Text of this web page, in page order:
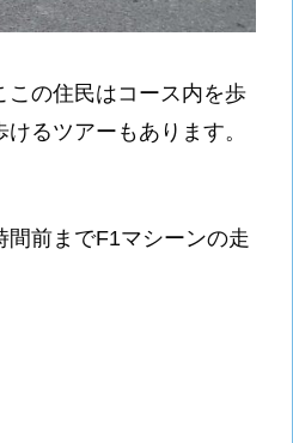
この住民はコース内を歩
るツアーもあります。
間前までF1マシーンの走